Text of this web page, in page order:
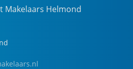
Makelaars Helmond